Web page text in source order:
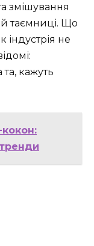
змішування
таємниці. Що
індустрія не
кажуть